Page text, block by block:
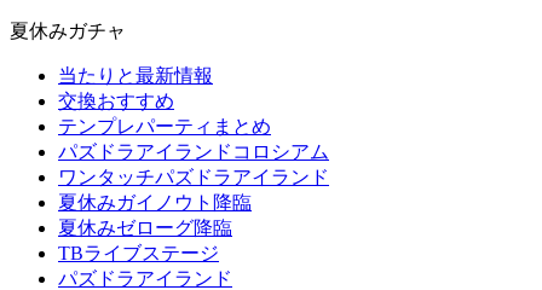
夏休みガチャ
当たりと最新情報
交換おすすめ
テンプレパーティまとめ
パズドラアイランドコロシアム
ワンタッチパズドラアイランド
夏休みガイノウト降臨
夏休みゼローグ降臨
TBライブステージ
パズドラアイランド